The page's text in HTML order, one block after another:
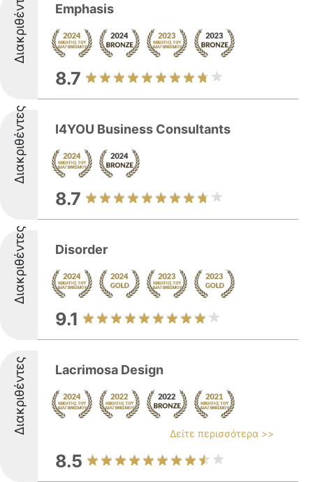
Διακριθέντες Emphasis
8.7
Διακριθέντες I4YOU Business Consultants
8.7
Διακριθέντες Disorder
9.1
Διακριθέντες Lacrimosa Design
Δείτε περισσότερα >>
8.5